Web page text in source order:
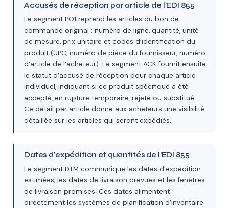
Accusés de réception par article de l’EDI 855
Le segment PO1 reprend les articles du bon de
commande original : numéro de ligne, quantité, unité
de mesure, prix unitaire et codes d’identification du
produit (UPC, numéro de pièce du fournisseur, numéro
d’article de l’acheteur). Le segment ACK fournit ensuite
le statut d’accusé de réception pour chaque article
individuel, indiquant si ce produit spécifique a été
accepté, en rupture temporaire, rejeté ou substitué.
Ce détail par article donne aux acheteurs une visibilité
détaillée sur les articles qui seront expédiés.
Dates d’expédition et quantités de l’EDI 855
Le segment DTM communique les dates d’expédition
estimées, les dates de livraison prévues et les fenêtres
de livraison promises. Ces dates alimentent
directement les systèmes de planification d’inventaire